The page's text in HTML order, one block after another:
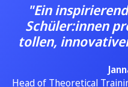
"Ein
Schüler:innen
tollen,
Head of Theoretical